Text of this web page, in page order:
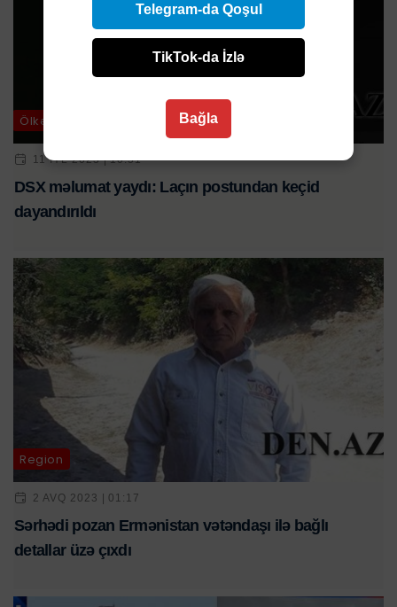
Ölkə
11 IYL 2023 | 10:51
DSX məlumat yaydı: Laçın postundan keçid
dayandırıldı
Region
2 AVQ 2023 | 01:17
Sərhədi pozan Ermənistan vətəndaşı ilə bağlı
detallar üzə çıxdı
Telegram-da Qoşul
TikTok-da İzlə
Bağla